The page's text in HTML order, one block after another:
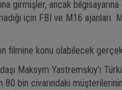
girmişler, ancak
için FBI ve M16
filmine konu olabilecek
Maksym Yastremskıy’ı
80 bin civarındaki